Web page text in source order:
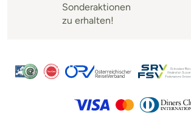
Sonderaktionen
zu erhalten!